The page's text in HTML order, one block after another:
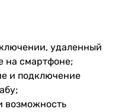
удаленный
на смартфоне;
и подключение
возможность